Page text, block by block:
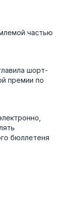
частью
шорт-
премии по
бюллетеня